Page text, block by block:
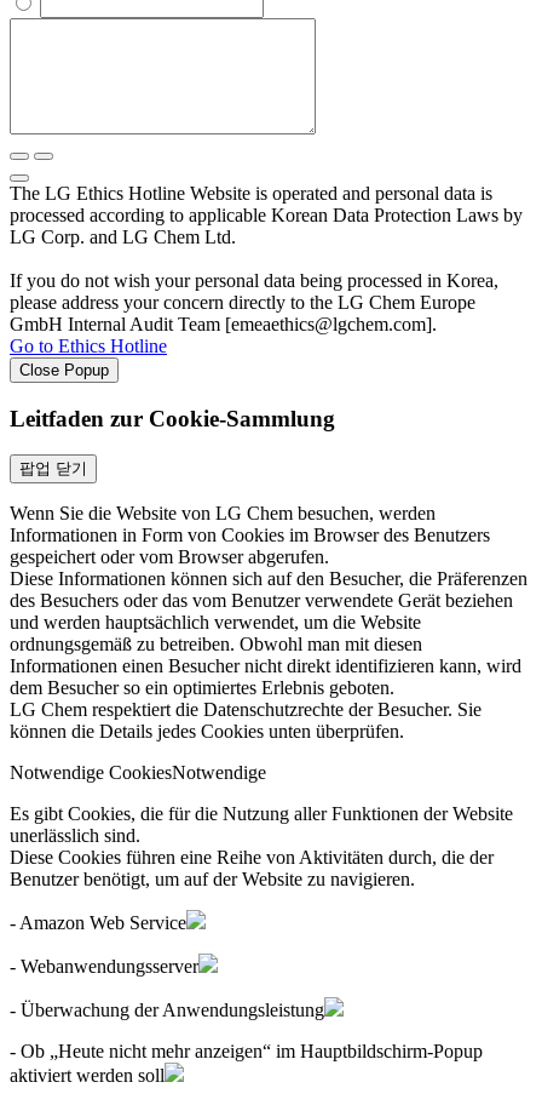
The LG Ethics Hotline Website is operated and personal data is
processed according to applicable Korean Data Protection Laws by
LG Corp. and LG Chem Ltd.
If you do not wish your personal data being processed in Korea,
please address your concern directly to the LG Chem Europe
GmbH Internal Audit Team [emeaethics@lgchem.com].
Go to Ethics Hotline
Close Popup
Leitfaden zur Cookie-Sammlung
팝업 닫기
Wenn Sie die Website von LG Chem besuchen, werden
Informationen in Form von Cookies im Browser des Benutzers
gespeichert oder vom Browser abgerufen.
Diese Informationen können sich auf den Besucher, die Präferenzen
des Besuchers oder das vom Benutzer verwendete Gerät beziehen
und werden hauptsächlich verwendet, um die Website
ordnungsgemäß zu betreiben. Obwohl man mit diesen
Informationen einen Besucher nicht direkt identifizieren kann, wird
dem Besucher so ein optimiertes Erlebnis geboten.
LG Chem respektiert die Datenschutzrechte der Besucher. Sie
können die Details jedes Cookies unten überprüfen.
Notwendige CookiesNotwendige
Es gibt Cookies, die für die Nutzung aller Funktionen der Website
unerlässlich sind.
Diese Cookies führen eine Reihe von Aktivitäten durch, die der
Benutzer benötigt, um auf der Website zu navigieren.
- Amazon Web Service
- Webanwendungsserver
- Überwachung der Anwendungsleistung
- Ob „Heute nicht mehr anzeigen“ im Hauptbildschirm-Popup
aktiviert werden soll